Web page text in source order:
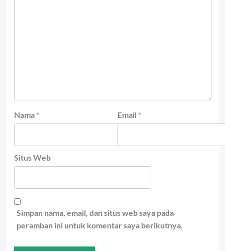
Nama * Email *
Situs Web
Simpan nama, email, dan situs web saya pada
peramban ini untuk komentar saya berikutnya.